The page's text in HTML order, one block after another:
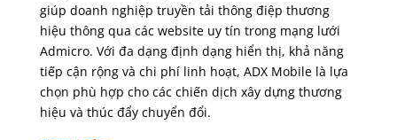
giúp doanh nghiệp truyền tải thông điệp thương
hiệu thông qua các website uy tín trong mạng lưới
Admicro. Với đa dạng định dạng hiển thị, khả năng
tiếp cận rộng và chi phí linh hoạt, ADX Mobile là lựa
chọn phù hợp cho các chiến dịch xây dựng thương
hiệu và thúc đẩy chuyển đổi.